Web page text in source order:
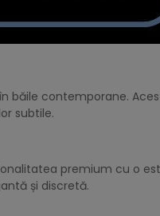
băile contemporane.
subtile.
premium cu o
și discretă.